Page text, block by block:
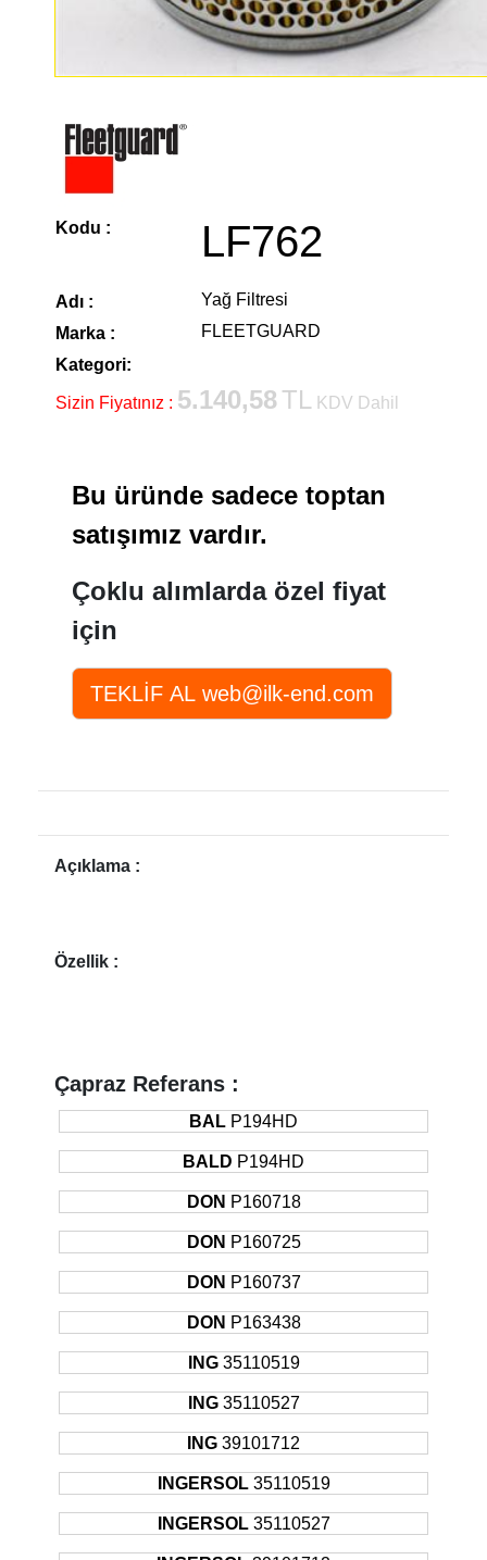
Kodu : LF762
Adı :
Yağ Filtresi
Marka :
FLEETGUARD
Kategori:
Sizin Fiyatınız : 5.140,58TL KDV Dahil
Bu üründe sadece toptan
satışımız vardır.
Çoklu alımlarda özel fiyat
için
Açıklama :
Özellik :
Çapraz Referans :
BAL P194HD
BALD P194HD
DON P160718
DON P160725
DON P160737
DON P163438
ING 35110519
ING 35110527
ING 39101712
INGERSOL 35110519
INGERSOL 35110527